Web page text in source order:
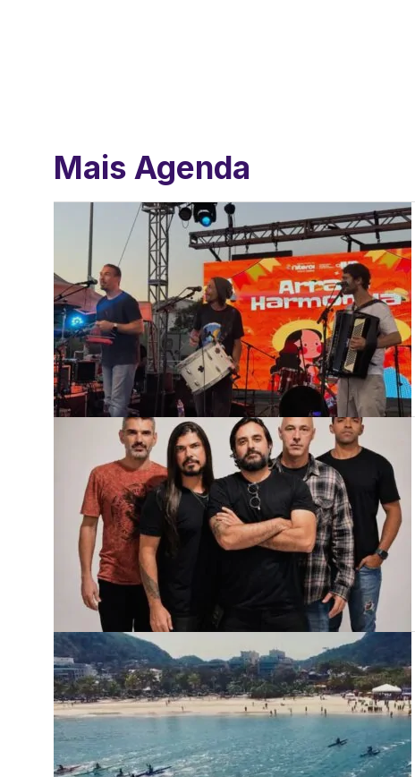
Mais Agenda